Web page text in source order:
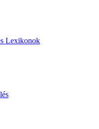
Lexikonok